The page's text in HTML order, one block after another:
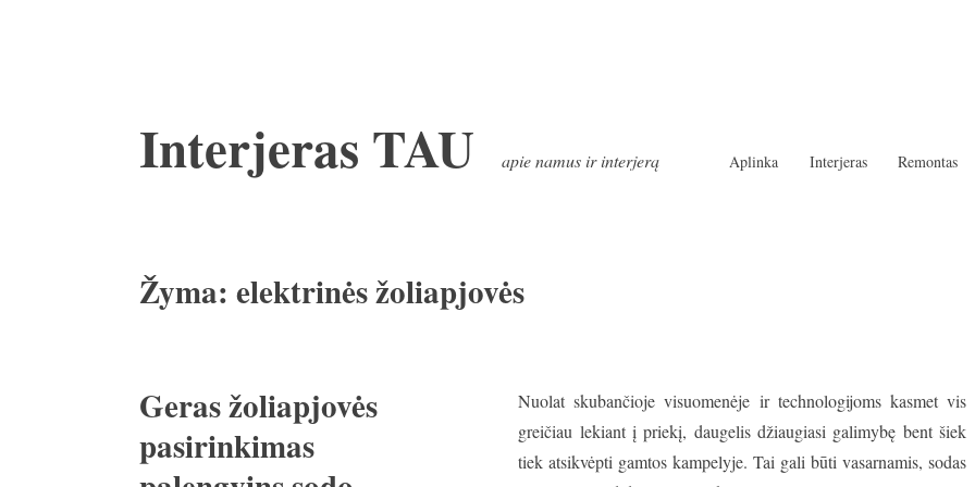
prie
turinio
Interjeras TAU apie namus ir interjerą Aplinka Interjeras Remontas
Žyma: elektrinės žoliapjovės
Geras žoliapjovės
pasirinkimas
Nuolat skubančioje visuomenėje ir technologijoms kasmet vis
greičiau lekiant į priekį, daugelis džiaugiasi galimybę bent šiek
tiek atsikvėpti gamtos kampelyje. Tai gali būti vasarnamis, sodas